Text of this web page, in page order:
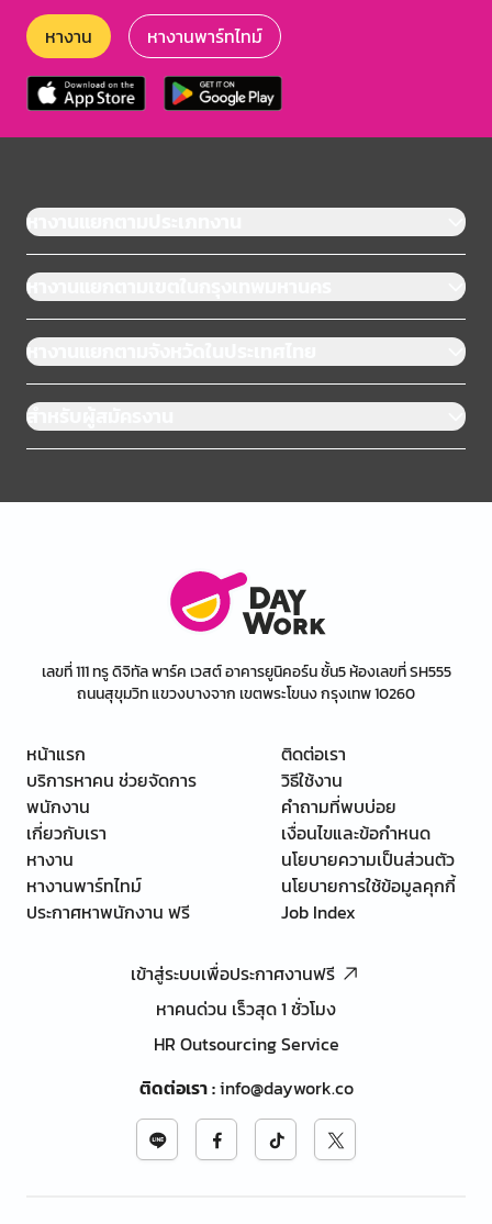
หางาน หางานพาร์ทไทม์
หางานแยกตามประเภทงาน
หางานแยกตามเขตในกรุงเทพมหานคร
หางานแยกตามจังหวัดในประเทศไทย
สำหรับผู้สมัครงาน
เลขที่ 111 ทรู ดิจิทัล พาร์ค เวสต์ อาคารยูนิคอร์น ชั้น5 ห้องเลขที่ SH555
ถนนสุขุมวิท แขวงบางจาก เขตพระโขนง กรุงเทพ 10260
หน้าแรก
บริการหาคน ช่วยจัดการ
พนักงาน
เกี่ยวกับเรา
หางาน
หางานพาร์ทไทม์
ประกาศหาพนักงาน ฟรี
ติดต่อเรา
วิธีใช้งาน
คำถามที่พบบ่อย
เงื่อนไขและข้อกำหนด
นโยบายความเป็นส่วนตัว
นโยบายการใช้ข้อมูลคุกกี้
Job Index
เข้าสู่ระบบเพื่อประกาศงานฟรี
หาคนด่วน เร็วสุด 1 ชั่วโมง
HR Outsourcing Service
ติดต่อเรา:info@daywork.co